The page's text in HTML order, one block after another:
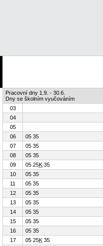
Pracovní dny 1.9. - 30.6.
Dny se školním vyučováním
03
04
05
06
05 35
07
05 35
08
05 35
09
05 25K 35
10
05 35
11
05 35
12
05 35
13
05 35
14
05 35
15
05 35
16
05 35
17
05 25K 35